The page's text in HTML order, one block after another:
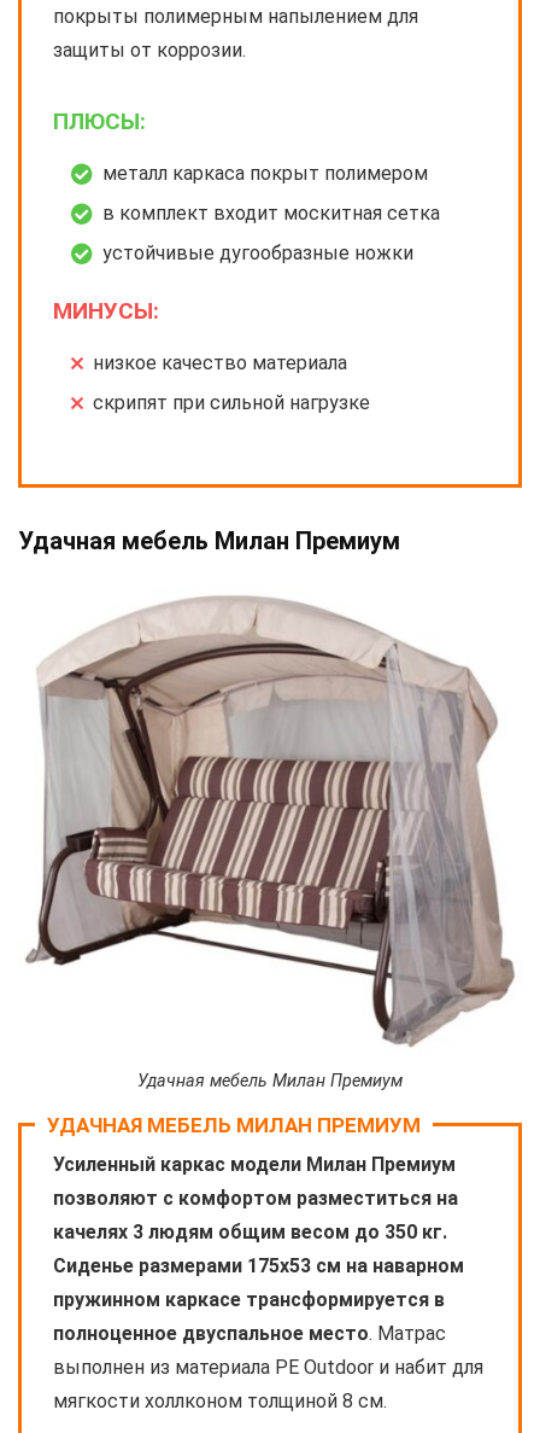
покрыты полимерным напылением для
защиты от коррозии.
ПЛЮСЫ:
металл каркаса покрыт полимером
в комплект входит москитная сетка
устойчивые дугообразные ножки
МИНУСЫ:
низкое качество материала
скрипят при сильной нагрузке
Удачная мебель Милан Премиум
Удачная мебель Милан Премиум
УДАЧНАЯ МЕБЕЛЬ МИЛАН ПРЕМИУМ
Усиленный каркас модели Милан Премиум
позволяют с комфортом разместиться на
качелях 3 людям общим весом до 350 кг.
Сиденье размерами 175х53 см на наварном
пружинном каркасе трансформируется в
полноценное двуспальное место. Матрас
выполнен из материала PE Outdoor и набит для
мягкости холлконом толщиной 8 см.